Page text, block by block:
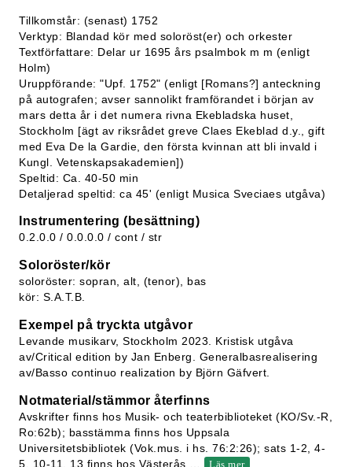
Tillkomstår: (senast) 1752
Verktyp: Blandad kör med soloröst(er) och orkester
Textförfattare: Delar ur 1695 års psalmbok m m (enligt
Holm)
Uruppförande: "Upf. 1752" (enligt [Romans?] anteckning
på autografen; avser sannolikt framförandet i början av
mars detta år i det numera rivna Ekebladska huset,
Stockholm [ägt av riksrådet greve Claes Ekeblad d.y., gift
med Eva De la Gardie, den första kvinnan att bli invald i
Kungl. Vetenskapsakademien])
Speltid: Ca. 40-50 min
Detaljerad speltid: ca 45' (enligt Musica Sveciaes utgåva)
Instrumentering (besättning)
0.2.0.0 / 0.0.0.0 / cont / str
Soloröster/kör
soloröster: sopran, alt, (tenor), bas
kör: S.A.T.B.
Exempel på tryckta utgåvor
Levande musikarv, Stockholm 2023. Kristisk utgåva
av/Critical edition by Jan Enberg. Generalbasrealisering
av/Basso continuo realization by Björn Gäfvert.
Notmaterial/stämmor återfinns
Avskrifter finns hos Musik- och teaterbiblioteket (KO/Sv.-R,
Ro:62b); basstämma finns hos Uppsala
Universitetsbibliotek (Vok.mus. i hs. 76:2:26); sats 1-2, 4-
5, 10-11, 13 finns hos Västerås
Läs mer